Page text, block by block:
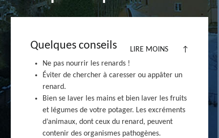
Quelques conseils LIRE MOINS
↑
Ne pas nourrir les renards !
Éviter de chercher à caresser ou appâter un
renard.
Bien se laver les mains et bien laver les fruits
et légumes de votre potager. Les excréments
d’animaux, dont ceux du renard, peuvent
contenir des organismes pathogènes.